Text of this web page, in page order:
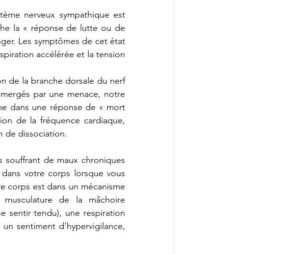
nerveux sympathique est
la « réponse de lutte ou de
Les symptômes de cet état
accélérée et la tension
de la branche dorsale du nerf
par une menace, notre
dans une réponse de « mort
de la fréquence cardiaque,
de dissociation.
de maux chroniques
votre corps lorsque vous
corps est dans un mécanisme
de la mâchoire
sentir tendu), une respiration
sentiment d'hypervigilance,